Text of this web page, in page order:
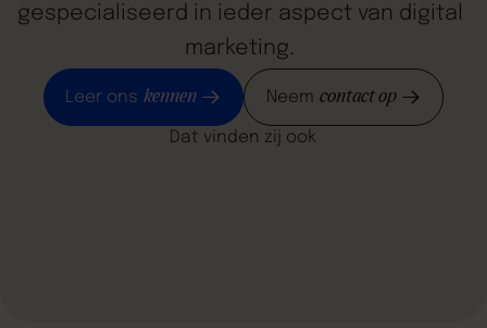
gespecialiseerd in ieder aspect van digital
marketing.
Leer ons kennen Neem contact op
Dat vinden zij ook